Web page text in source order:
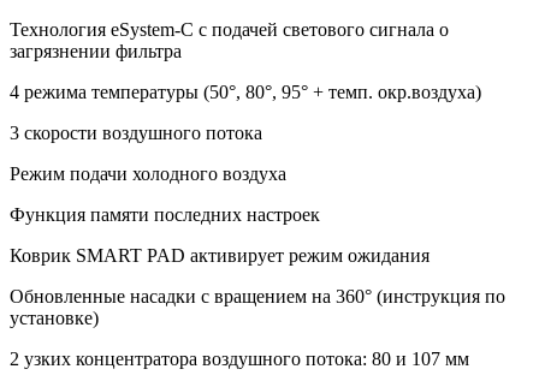
Технология eSystem-C с подачей светового сигнала о
загрязнении фильтра
4 режима температуры (50°, 80°, 95° + темп. окр.воздуха)
3 скорости воздушного потока
Режим подачи холодного воздуха
Функция памяти последних настроек
Коврик SMART PAD активирует режим ожидания
Обновленные насадки с вращением на 360° (инструкция по
установке)
2 узких концентратора воздушного потока: 80 и 107 мм